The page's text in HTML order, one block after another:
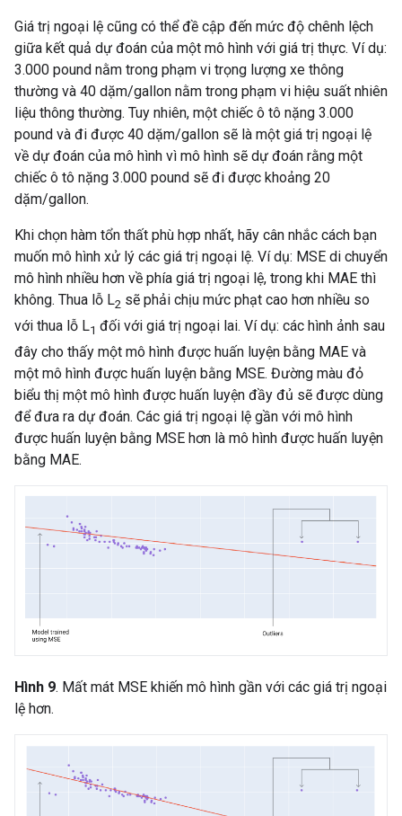
Giá trị ngoại lệ cũng có thể đề cập đến mức độ chênh lệch
giữa kết quả dự đoán của một mô hình với giá trị thực. Ví dụ:
3.000 pound nằm trong phạm vi trọng lượng xe thông
thường và 40 dặm/gallon nằm trong phạm vi hiệu suất nhiên
liệu thông thường. Tuy nhiên, một chiếc ô tô nặng 3.000
pound và đi được 40 dặm/gallon sẽ là một giá trị ngoại lệ
về dự đoán của mô hình vì mô hình sẽ dự đoán rằng một
chiếc ô tô nặng 3.000 pound sẽ đi được khoảng 20
dặm/gallon.
Khi chọn hàm tổn thất phù hợp nhất, hãy cân nhắc cách bạn
muốn mô hình xử lý các giá trị ngoại lệ. Ví dụ: MSE di chuyển
mô hình nhiều hơn về phía giá trị ngoại lệ, trong khi MAE thì
không. Thua lỗ L2 sẽ phải chịu mức phạt cao hơn nhiều so
với thua lỗ L1 đối với giá trị ngoại lai. Ví dụ: các hình ảnh sau
đây cho thấy một mô hình được huấn luyện bằng MAE và
một mô hình được huấn luyện bằng MSE. Đường màu đỏ
biểu thị một mô hình được huấn luyện đầy đủ sẽ được dùng
để đưa ra dự đoán. Các giá trị ngoại lệ gần với mô hình
được huấn luyện bằng MSE hơn là mô hình được huấn luyện
bằng MAE.
Hình 9. Mất mát MSE khiến mô hình gần với các giá trị ngoại
lệ hơn.